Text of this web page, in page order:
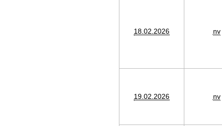
18.02.2026 nv
19.02.2026 nv